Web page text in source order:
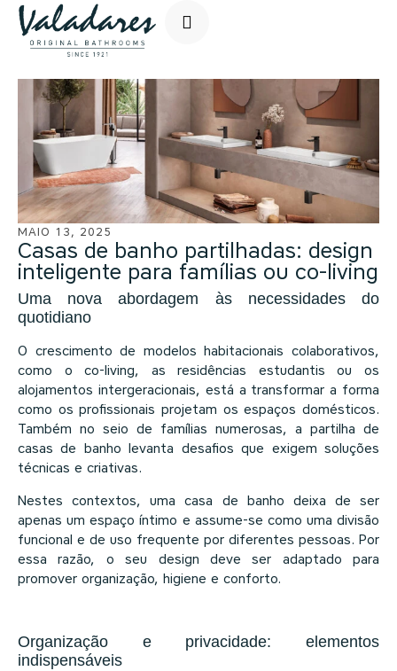
MAIO 13, 2025
Casas de banho partilhadas: design
inteligente para famílias ou co-living
Uma nova abordagem às necessidades do
quotidiano
O crescimento de modelos habitacionais colaborativos,
como o co-living, as residências estudantis ou os
alojamentos intergeracionais, está a transformar a forma
como os profissionais projetam os espaços domésticos.
Também no seio de famílias numerosas, a partilha de
casas de banho levanta desafios que exigem soluções
técnicas e criativas.
Nestes contextos, uma casa de banho deixa de ser
apenas um espaço íntimo e assume-se como uma divisão
funcional e de uso frequente por diferentes pessoas. Por
essa razão, o seu design deve ser adaptado para
promover organização, higiene e conforto.
Organização e privacidade: elementos
indispensáveis